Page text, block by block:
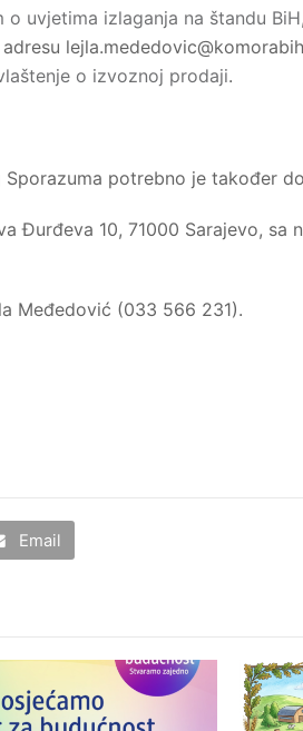
o uvjetima izlaganja na štandu BiH
o izvoznoj prodaji.
potrebno je također
Đurđeva 10, 71000 Sarajevo, sa
Međedović (033 566 231).
Email